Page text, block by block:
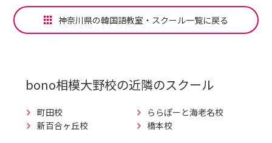
神奈川県の韓国語教室・スクール一覧に戻る
bono相模大野校の近隣のスクール
町田校
ららぽーと海老名校
新百合ヶ丘校
橋本校